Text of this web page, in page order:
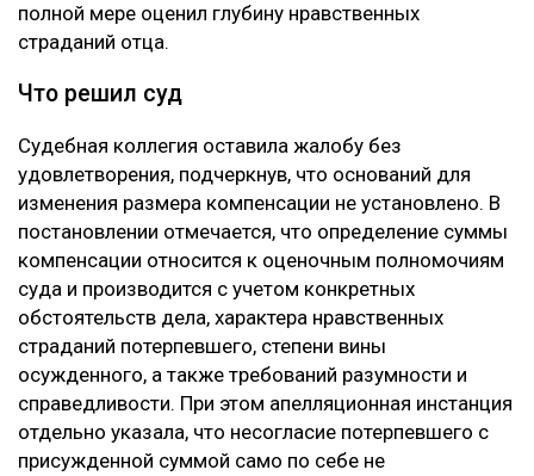
полной мере оценил глубину нравственных
страданий отца.
Что решил суд
Судебная коллегия оставила жалобу без
удовлетворения, подчеркнув, что оснований для
изменения размера компенсации не установлено. В
постановлении отмечается, что определение суммы
компенсации относится к оценочным полномочиям
суда и производится с учетом конкретных
обстоятельств дела, характера нравственных
страданий потерпевшего, степени вины
осужденного, а также требований разумности и
справедливости. При этом апелляционная инстанция
отдельно указала, что несогласие потерпевшего с
присужденной суммой само по себе не